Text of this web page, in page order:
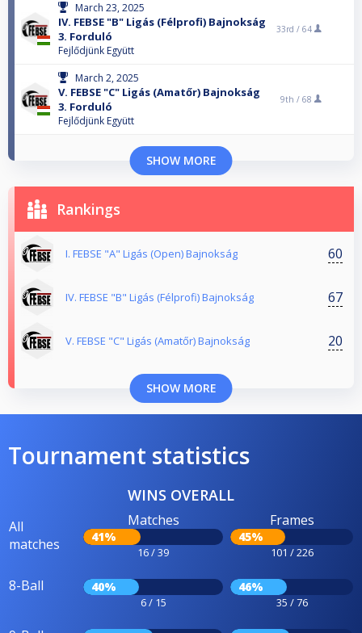
March 23, 2025
IV. FEBSE "B" Ligás (Félprofi) Bajnokság
3. Forduló
Fejlődjünk Együtt
33rd / 64
March 2, 2025
V. FEBSE "C" Ligás (Amatőr) Bajnokság
3. Forduló
Fejlődjünk Együtt
9th / 68
SHOW MORE
Rankings
I. FEBSE "A" Ligás (Open) Bajnokság 60
IV. FEBSE "B" Ligás (Félprofi) Bajnokság 67
V. FEBSE "C" Ligás (Amatőr) Bajnokság 20
SHOW MORE
Tournament statistics
WINS OVERALL
All
matches
Matches
41%
16 / 39
Frames
45%
101 / 226
8-Ball 40%
6 / 15
46%
35 / 76